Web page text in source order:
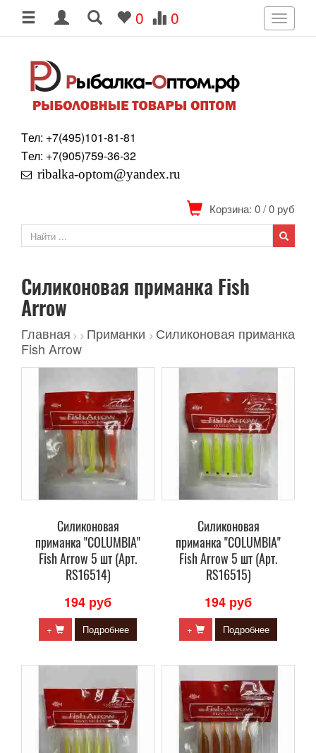
0 0
Toggle
Tел: +7(495)101-81-81
Tел: +7(905)759-36-32
ribalka-optom@yandex.ru
Корзина: 0/0 руб
Силиконовая приманка Fish
Arrow
Главная > > Приманки > Силиконовая приманка
Fish Arrow
Силиконовая
приманка "COLUMBIA"
Fish Arrow 5 шт (Арт.
RS16514)
194 руб
+ Подробнее
Силиконовая
приманка "COLUMBIA"
Fish Arrow 5 шт (Арт.
RS16515)
194 руб
+ Подробнее